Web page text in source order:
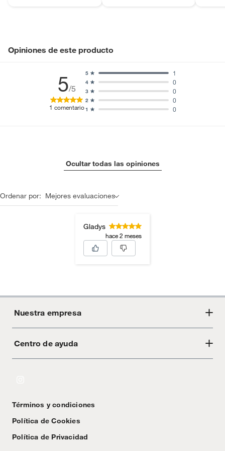
Opiniones de este producto
5/5
1 comentario1 0
2 0
3 0
4 0
5 1
Ocultar todas las opiniones
Ordenar por: Mejores evaluaciones
Gladys
hace 2 meses
Nuestra empresa
Acerca de Crate
Centro de ayuda
Textos Legales
Términos y condiciones
Política de Cookies
Política de Privacidad